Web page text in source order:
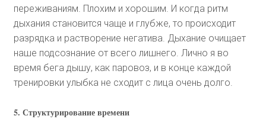
переживаниям. Плохим и хорошим. И когда ритм
дыхания становится чаще и глубже, то происходит
разрядка и растворение негатива. Дыхание очищает
наше подсознание от всего лишнего. Лично я во
время бега дышу, как паровоз, и в конце каждой
тренировки улыбка не сходит с лица очень долго.
5. Структурирование времени